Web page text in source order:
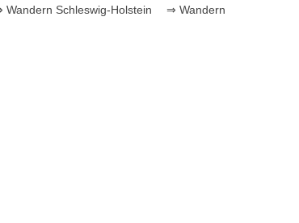
Wandern Schleswig-Holstein
⇒ Wandern